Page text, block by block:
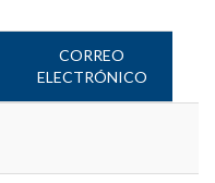
CORREO
ELECTRÓNICO